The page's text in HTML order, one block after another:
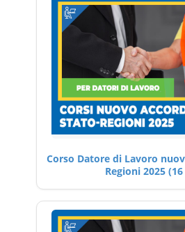
Corso Datore di Lavoro
Regioni 2025